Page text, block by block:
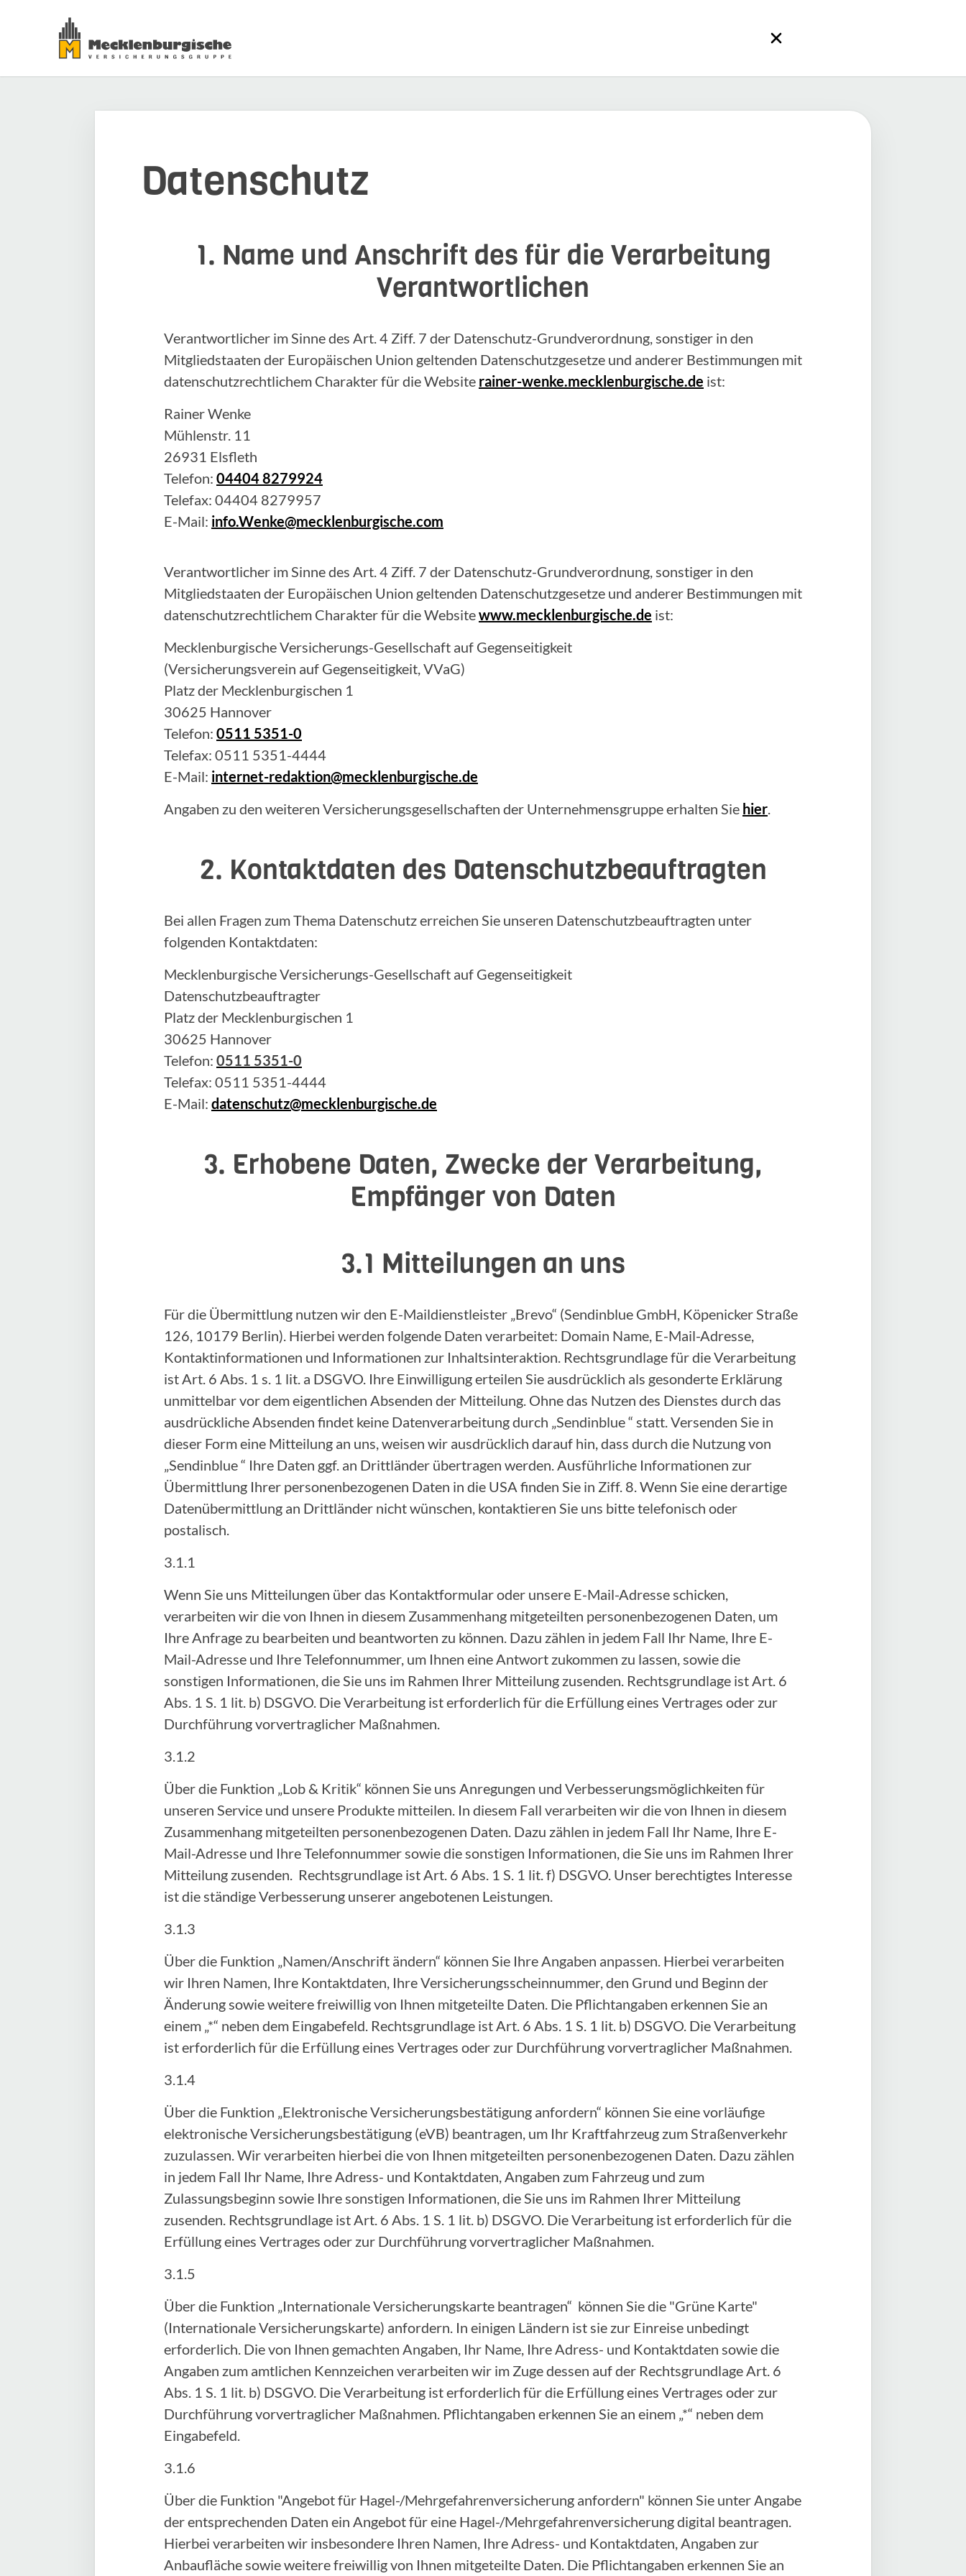
Datenschutz
1. Name und Anschrift des für die Verarbeitung
Verantwortlichen
Verantwortlicher im Sinne des Art. 4 Ziff. 7 der Datenschutz-Grundverordnung, sonstiger in den
Mitgliedstaaten der Europäischen Union geltenden Datenschutzgesetze und anderer Bestimmungen mit
datenschutzrechtlichem Charakter für die Website rainer-wenke.mecklenburgische.de ist:
RainerWenke
Mühlenstr. 11
26931 Elsfleth
Telefon: 04404 8279924
Telefax: 04404 8279957
E-Mail: info.Wenke@mecklenburgische.com
Verantwortlicher im Sinne des Art. 4 Ziff. 7 der Datenschutz-Grundverordnung, sonstiger in den
Mitgliedstaaten der Europäischen Union geltenden Datenschutzgesetze und anderer Bestimmungen mit
datenschutzrechtlichem Charakter für die Websitewww.mecklenburgische.de ist:
Mecklenburgische Versicherungs-Gesellschaft auf Gegenseitigkeit
(Versicherungsverein auf Gegenseitigkeit, VVaG)
Platz der Mecklenburgischen 1
30625 Hannover
Telefon: 0511 5351-0
Telefax: 0511 5351-4444
E-Mail: internet-redaktion@mecklenburgische.de
Angaben zu den weiteren Versicherungsgesellschaften der Unternehmensgruppe erhalten Sie hier.
2. Kontaktdaten des Datenschutzbeauftragten
Bei allen Fragen zum Thema Datenschutz erreichen Sie unseren Datenschutzbeauftragten unter
folgenden Kontaktdaten:
Mecklenburgische Versicherungs-Gesellschaft auf Gegenseitigkeit
Datenschutzbeauftragter
Platz der Mecklenburgischen 1
30625 Hannover
Telefon: 0511 5351-0
Telefax: 0511 5351-4444
E-Mail: datenschutz@mecklenburgische.de
3. Erhobene Daten, Zwecke der Verarbeitung,
Empfänger von Daten
3.1 Mitteilungen an uns
Für die Übermittlung nutzen wir den E-Maildienstleister „Brevo“ (Sendinblue GmbH, Köpenicker Straße
126, 10179 Berlin). Hierbei werden folgende Daten verarbeitet: Domain Name, E-Mail-Adresse,
Kontaktinformationen und Informationen zur Inhaltsinteraktion. Rechtsgrundlage für die Verarbeitung
ist Art. 6 Abs. 1 s. 1 lit. a DSGVO. Ihre Einwilligung erteilen Sie ausdrücklich als gesonderte Erklärung
unmittelbar vor dem eigentlichen Absenden der Mitteilung. Ohne das Nutzen des Dienstes durch das
ausdrückliche Absenden findet keine Datenverarbeitung durch „Sendinblue “ statt. Versenden Sie in
dieser Form eine Mitteilung an uns, weisen wir ausdrücklich darauf hin, dass durch die Nutzung von
„Sendinblue “ Ihre Daten ggf. an Drittländer übertragen werden. Ausführliche Informationen zur
Übermittlung Ihrer personenbezogenen Daten in die USA finden Sie in Ziff. 8. Wenn Sie eine derartige
Datenübermittlung an Drittländer nicht wünschen, kontaktieren Sie uns bitte telefonisch oder
postalisch.
3.1.1
Wenn Sie uns Mitteilungen über das Kontaktformular oder unsere E-Mail-Adresse schicken,
verarbeiten wir die von Ihnen in diesem Zusammenhang mitgeteilten personenbezogenen Daten, um
Ihre Anfrage zu bearbeiten und beantworten zu können. Dazu zählen in jedem Fall Ihr Name, Ihre E-
Mail-Adresse und Ihre Telefonnummer, um Ihnen eine Antwort zukommen zu lassen, sowie die
sonstigen Informationen, die Sie uns im Rahmen Ihrer Mitteilung zusenden. Rechtsgrundlage ist Art. 6
Abs. 1 S. 1 lit. b) DSGVO. Die Verarbeitung ist erforderlich für die Erfüllung eines Vertrages oder zur
Durchführung vorvertraglicher Maßnahmen.
3.1.2
Über die Funktion „Lob & Kritik“ können Sie uns Anregungen und Verbesserungsmöglichkeiten für
unseren Service und unsere Produkte mitteilen. In diesem Fall verarbeiten wir die von Ihnen in diesem
Zusammenhang mitgeteilten personenbezogenen Daten. Dazu zählen in jedem Fall Ihr Name, Ihre E-
Mail-Adresse und Ihre Telefonnummer sowie die sonstigen Informationen, die Sie uns im Rahmen Ihrer
Mitteilung zusenden. Rechtsgrundlage ist Art. 6 Abs. 1 S. 1 lit. f) DSGVO. Unser berechtigtes Interesse
ist die ständige Verbesserung unserer angebotenen Leistungen.
3.1.3
Über die Funktion „Namen/Anschrift ändern“ können Sie Ihre Angaben anpassen. Hierbei verarbeiten
wir Ihren Namen, Ihre Kontaktdaten, Ihre Versicherungsscheinnummer, den Grund und Beginn der
Änderung sowie weitere freiwillig von Ihnen mitgeteilte Daten. Die Pflichtangaben erkennen Sie an
einem „*“ neben dem Eingabefeld. Rechtsgrundlage ist Art. 6 Abs. 1 S. 1 lit. b) DSGVO. Die Verarbeitung
ist erforderlich für die Erfüllung eines Vertrages oder zur Durchführung vorvertraglicher Maßnahmen.
3.1.4
Über die Funktion „Elektronische Versicherungsbestätigung anfordern“ können Sie eine vorläufige
elektronische Versicherungsbestätigung (eVB) beantragen, um Ihr Kraftfahrzeug zum Straßenverkehr
zuzulassen. Wir verarbeiten hierbei die von Ihnen mitgeteilten personenbezogenen Daten. Dazu zählen
in jedem Fall Ihr Name, Ihre Adress- und Kontaktdaten, Angaben zum Fahrzeug und zum
Zulassungsbeginn sowie Ihre sonstigen Informationen, die Sie uns im Rahmen Ihrer Mitteilung
zusenden. Rechtsgrundlage ist Art. 6 Abs. 1 S. 1 lit. b) DSGVO. Die Verarbeitung ist erforderlich für die
Erfüllung eines Vertrages oder zur Durchführung vorvertraglicher Maßnahmen.
3.1.5
Über die Funktion „Internationale Versicherungskarte beantragen“ können Sie die "Grüne Karte"
(Internationale Versicherungskarte) anfordern. In einigen Ländern ist sie zur Einreise unbedingt
erforderlich. Die von Ihnen gemachten Angaben, Ihr Name, Ihre Adress- und Kontaktdaten sowie die
Angaben zum amtlichen Kennzeichen verarbeiten wir im Zuge dessen auf der Rechtsgrundlage Art. 6
Abs. 1 S. 1 lit. b) DSGVO. Die Verarbeitung ist erforderlich für die Erfüllung eines Vertrages oder zur
Durchführung vorvertraglicher Maßnahmen. Pflichtangaben erkennen Sie an einem „*“ neben dem
Eingabefeld.
3.1.6
Über die Funktion "Angebot für Hagel-/Mehrgefahrenversicherung anfordern" können Sie unter Angabe
der entsprechenden Daten ein Angebot für eine Hagel-/Mehrgefahrenversicherung digital beantragen.
Hierbei verarbeiten wir insbesondere Ihren Namen, Ihre Adress- und Kontaktdaten, Angaben zur
Anbaufläche sowie weitere freiwillig von Ihnen mitgeteilte Daten. Die Pflichtangaben erkennen Sie an